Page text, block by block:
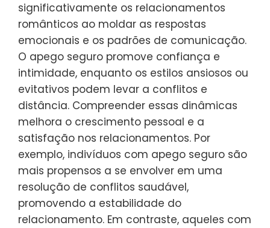
significativamente os relacionamentos
românticos ao moldar as respostas
emocionais e os padrões de comunicação.
O apego seguro promove confiança e
intimidade, enquanto os estilos ansiosos ou
evitativos podem levar a conflitos e
distância. Compreender essas dinâmicas
melhora o crescimento pessoal e a
satisfação nos relacionamentos. Por
exemplo, indivíduos com apego seguro são
mais propensos a se envolver em uma
resolução de conflitos saudável,
promovendo a estabilidade do
relacionamento. Em contraste, aqueles com